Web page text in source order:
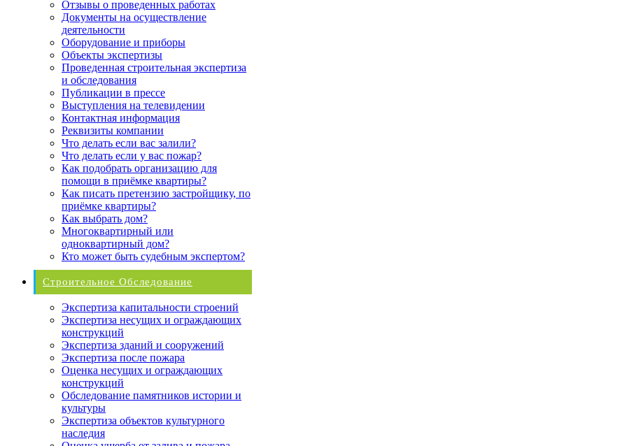
Отзывы о проведенных работах
Документы на осуществление
деятельности
Оборудование и приборы
Объекты экспертизы
Проведенная строительная экспертиза
и обследования
Публикации в прессе
Выступления на телевидении
Контактная информация
Реквизиты компании
Что делать если вас залили?
Что делать если у вас пожар?
Как подобрать организацию для
помощи в приёмке квартиры?
Как писать претензию застройщику, по
приёмке квартиры?
Как выбрать дом?
Многоквартирный или
одноквартирный дом?
Кто может быть судебным экспертом?
Строительное Обследование
Экспертиза капитальности строений
Экспертиза несущих и ограждающих
конструкций
Экспертиза зданий и сооружений
Экспертиза после пожара
Оценка несущих и ограждающих
конструкций
Обследование памятников истории и
культуры
Экспертиза объектов культурного
наследия